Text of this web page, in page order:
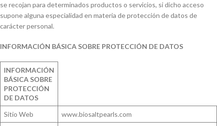
se recojan para determinados productos o servicios, si dicho acceso
supone alguna especialidad en materia de protección de datos de
carácter personal.
INFORMACIÓN BÁSICA SOBRE PROTECCIÓN DE DATOS
INFORMACIÓN
BÁSICA SOBRE
PROTECCIÓN
DE DATOS
Sitio Web
www.biosaltpearls.com